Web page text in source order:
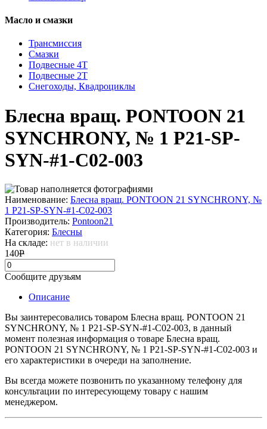
Масло и смазки
Трансмиссия
Смазки
Подвесные 4Т
Подвесные 2Т
Снегоходы, Квадроциклы
Блесна вращ. PONTOON 21
SYNCHRONY, № 1 P21-SP-
SYN-#1-C02-003
Наименование: Блесна вращ. PONTOON 21 SYNCHRONY, №
1 P21-SP-SYN-#1-C02-003
Производитель: Pontoon21
Категория: Блесны
На складе: нет в наличии
140Р
Сообщите друзьям
Описание
Вы заинтересовались товаром Блесна вращ. PONTOON 21
SYNCHRONY, № 1 P21-SP-SYN-#1-C02-003, в данный
момент полезная информация о товаре Блесна вращ.
PONTOON 21 SYNCHRONY, № 1 P21-SP-SYN-#1-C02-003 и
его характеристики в очереди на заполнение.
Вы всегда можете позвонить по указанному телефону для
консультации по интересующему товару с нашим
менеджером.